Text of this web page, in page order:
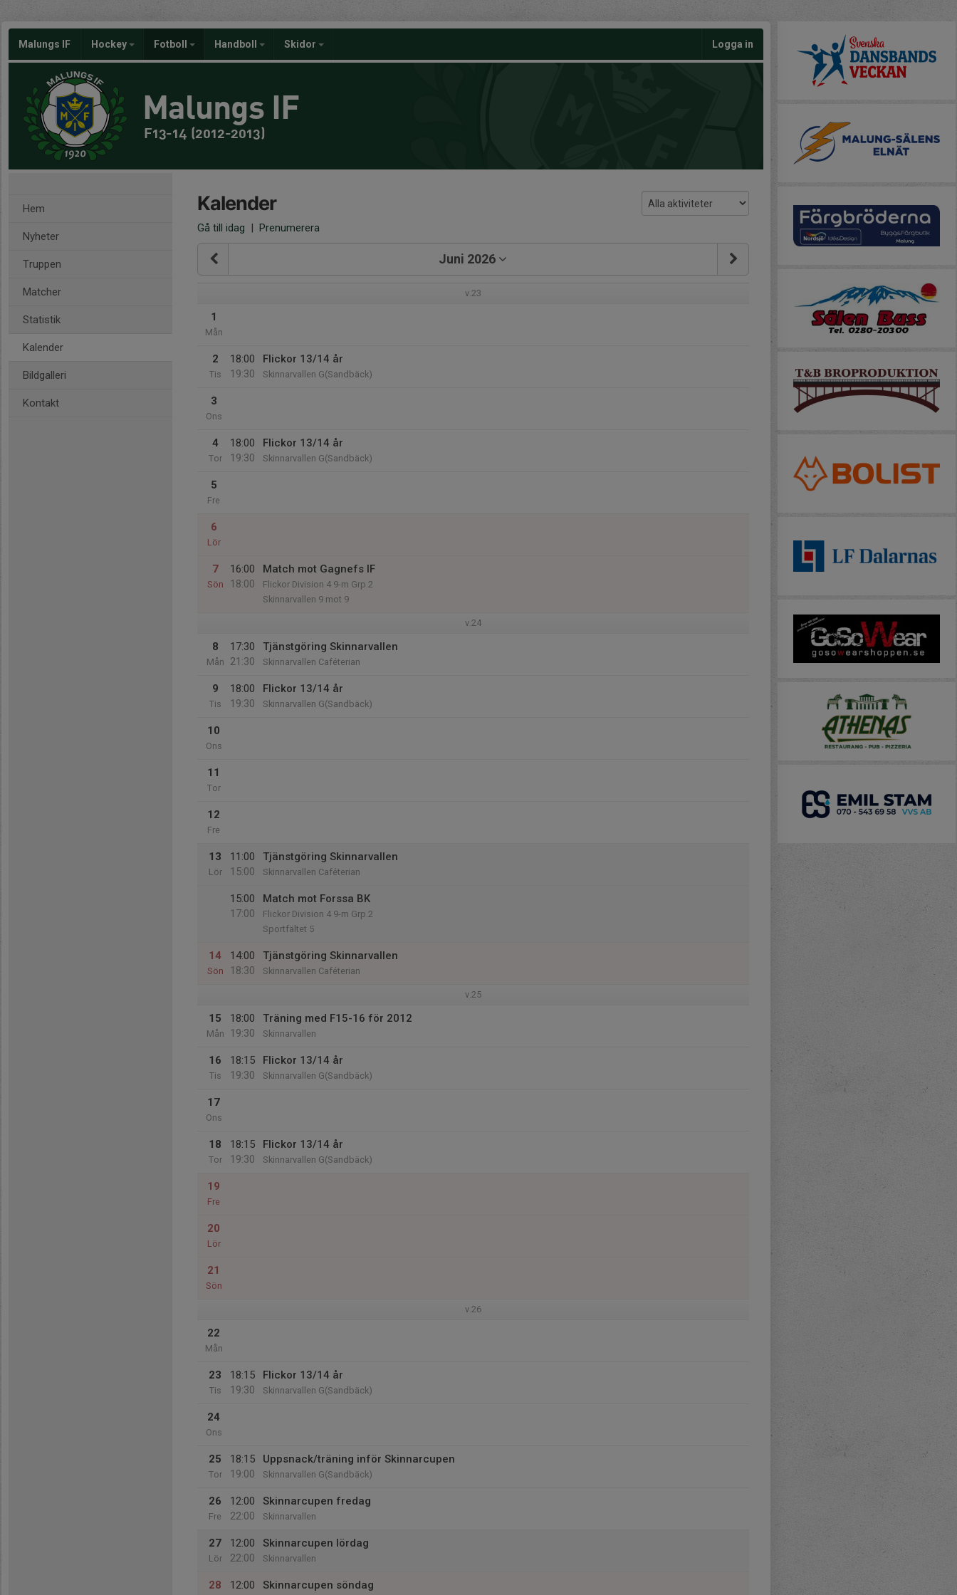
Malungs IF Hockey Fotboll Handboll Skidor Logga in
Malungs IF
F13-14 (2012-2013)
Hem
Nyheter
Truppen
Matcher
Statistik
Kalender
Bildgalleri
Kontakt
Kalender
Gå till idag | Prenumerera
Juni 2026
v.23
1
Mån
2
Tis
18:00
19:30
Flickor 13/14 år
Skinnarvallen G(Sandbäck)
3
Ons
4
Tor
18:00
19:30
Flickor 13/14 år
Skinnarvallen G(Sandbäck)
5
Fre
6
Lör
7
Sön
16:00
18:00
Match mot Gagnefs IF
Flickor Division 4 9-m Grp.2
Skinnarvallen 9 mot 9
v.24
8
Mån
17:30
21:30
Tjänstgöring Skinnarvallen
Skinnarvallen Caféterian
9
Tis
18:00
19:30
Flickor 13/14 år
Skinnarvallen G(Sandbäck)
10
Ons
11
Tor
12
Fre
13
Lör
11:00
15:00
Tjänstgöring Skinnarvallen
Skinnarvallen Caféterian
15:00
17:00
Match mot Forssa BK
Flickor Division 4 9-m Grp.2
Sportfältet 5
14
Sön
14:00
18:30
Tjänstgöring Skinnarvallen
Skinnarvallen Caféterian
v.25
15
Mån
18:00
19:30
Träning med F15-16 för 2012
Skinnarvallen
16
Tis
18:15
19:30
Flickor 13/14 år
Skinnarvallen G(Sandbäck)
17
Ons
18
Tor
18:15
19:30
Flickor 13/14 år
Skinnarvallen G(Sandbäck)
19
Fre
20
Lör
21
Sön
v.26
22
Mån
23
Tis
18:15
19:30
Flickor 13/14 år
Skinnarvallen G(Sandbäck)
24
Ons
25
Tor
18:15
19:00
Uppsnack/träning inför Skinnarcupen
Skinnarvallen G(Sandbäck)
26
Fre
12:00
22:00
Skinnarcupen fredag
Skinnarvallen
27
Lör
12:00
22:00
Skinnarcupen lördag
Skinnarvallen
28
12:00
Skinnarcupen söndag